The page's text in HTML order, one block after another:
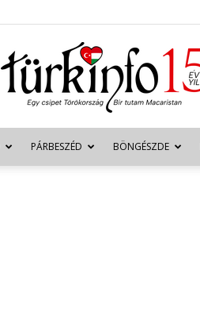
Türkinfo
PÁRBESZÉD BÖNGÉSZDE